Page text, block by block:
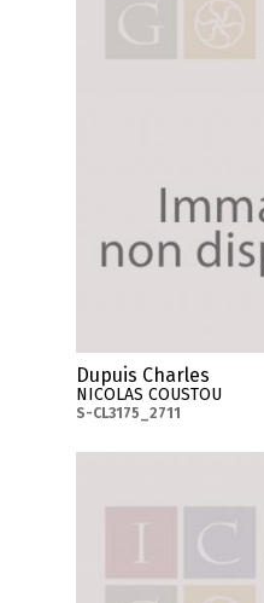
Dupuis Charles
NICOLAS COUSTOU
S-CL3175_2711